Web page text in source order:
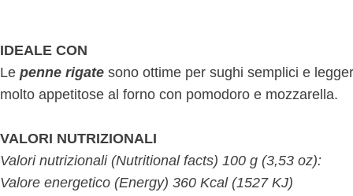
IDEALE CON
Le penne rigate sono ottime per sughi semplici e
molto appetitose al forno con pomodoro e mozzarella.
VALORI NUTRIZIONALI
Valori nutrizionali (Nutritional facts) 100 g (3,53 oz):
Valore energetico (Energy) 360 Kcal (1527 KJ)